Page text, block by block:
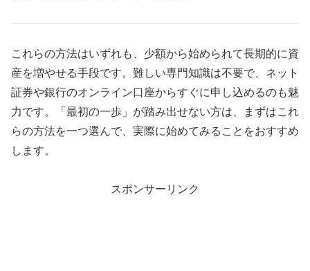
これらの方法はいずれも、少額から始められて長期的に資
産を増やせる手段です。難しい専門知識は不要で、ネット
証券や銀行のオンライン口座からすぐに申し込めるのも魅
力です。「最初の一歩」が踏み出せない方は、まずはこれ
らの方法を一つ選んで、実際に始めてみることをおすすめ
します。
スポンサーリンク